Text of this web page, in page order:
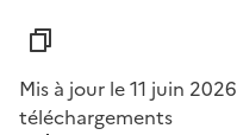
Mis à jour le 11 juin 2026
téléchargements